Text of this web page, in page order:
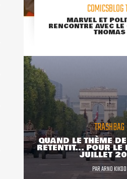
COMICSBLOG
MARVEL ET
RENCONTRE AVEC
THOMAS
TRASHBAG
QUAND LE THÈME
RETENTIT... POUR
JUILLET
PARARNO KIKOO